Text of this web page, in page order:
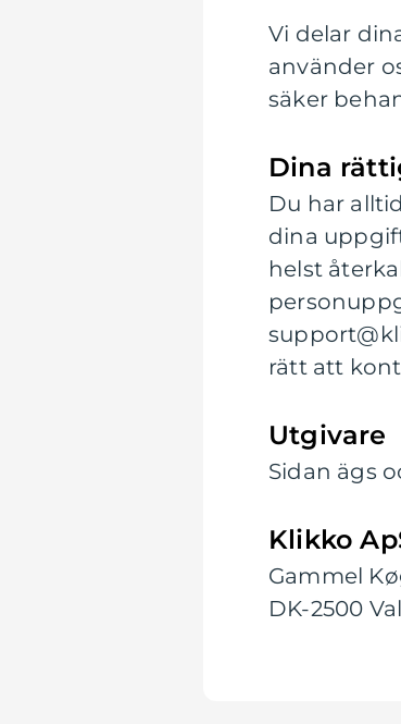
Vi delar
använder
säker
Dina
Du har
dina
helst
rätt att
Utgivare
Sidan ägs
Klikko
Gammel
DK-2500